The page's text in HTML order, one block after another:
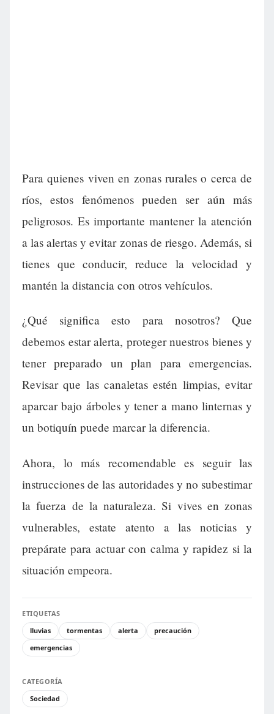
Para quienes viven en zonas rurales o cerca de
ríos, estos fenómenos pueden ser aún más
peligrosos. Es importante mantener la atención
a las alertas y evitar zonas de riesgo. Además, si
tienes que conducir, reduce la velocidad y
mantén la distancia con otros vehículos.
¿Qué significa esto para nosotros? Que
debemos estar alerta, proteger nuestros bienes y
tener preparado un plan para emergencias.
Revisar que las canaletas estén limpias, evitar
aparcar bajo árboles y tener a mano linternas y
un botiquín puede marcar la diferencia.
Ahora, lo más recomendable es seguir las
instrucciones de las autoridades y no subestimar
la fuerza de la naturaleza. Si vives en zonas
vulnerables, estate atento a las noticias y
prepárate para actuar con calma y rapidez si la
situación empeora.
ETIQUETAS
lluvias
tormentas alerta
precaución
emergencias
CATEGORÍA
Sociedad